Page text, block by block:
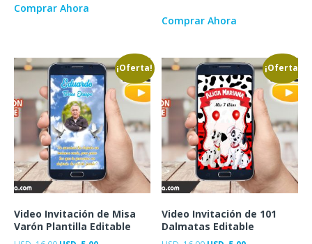
Comprar Ahora
Comprar Ahora
¡Oferta!
Video Invitación de Misa
Varón Plantilla Editable
¡Oferta!
Video Invitación de 101
Dalmatas Editable